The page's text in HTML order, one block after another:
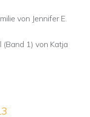
von Jennifer E.
1) von Katja